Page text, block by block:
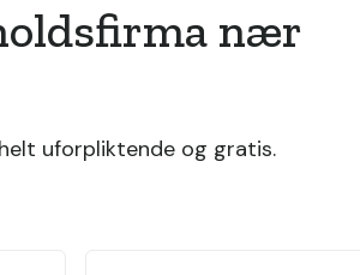
nær
uforpliktende og gratis.